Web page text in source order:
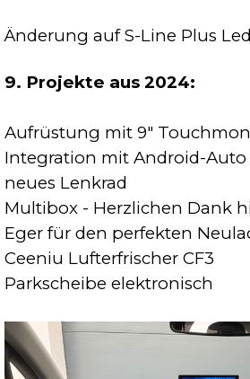
Änderung auf S-Line Plus
9. Projekte aus 2024:
Aufrüstung mit 9"
Integration mit Android-Auto
neues Lenkrad
Multibox - Herzlichen Dank
Eger für den perfekten
Ceeniu Lufterfrischer CF3
Parkscheibe elektronisch